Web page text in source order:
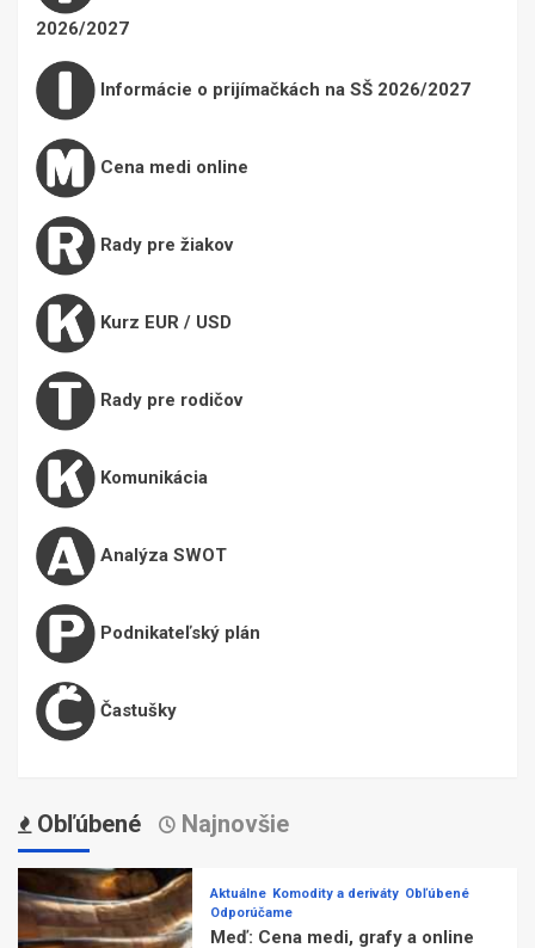
2026/2027
Informácie o prijímačkách na SŠ 2026/2027
Cena medi online
Rady pre žiakov
Kurz EUR / USD
Rady pre rodičov
Komunikácia
Analýza SWOT
Podnikateľský plán
Častušky
Obľúbené Najnovšie
Aktuálne Komodity a deriváty Obľúbené
Odporúčame
Meď: Cena medi, grafy a online